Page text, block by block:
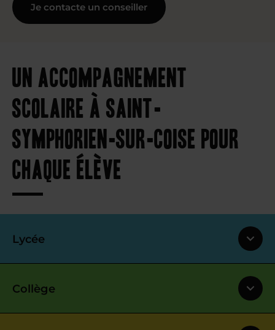
Je contacte un conseiller
Un accompagnement
scolaire à Saint-
Symphorien-sur-Coise pour
chaque élève
Lycée
Collège